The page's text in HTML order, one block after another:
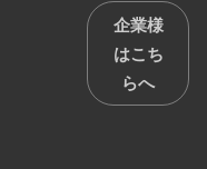
企業様
はこち
らへ